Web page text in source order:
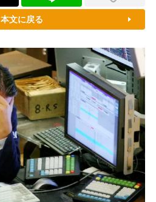
本文に戻る